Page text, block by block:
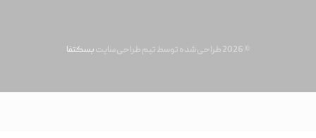
© 2026 طراحی شده توسط تیم طراحی سایت بسکتفا